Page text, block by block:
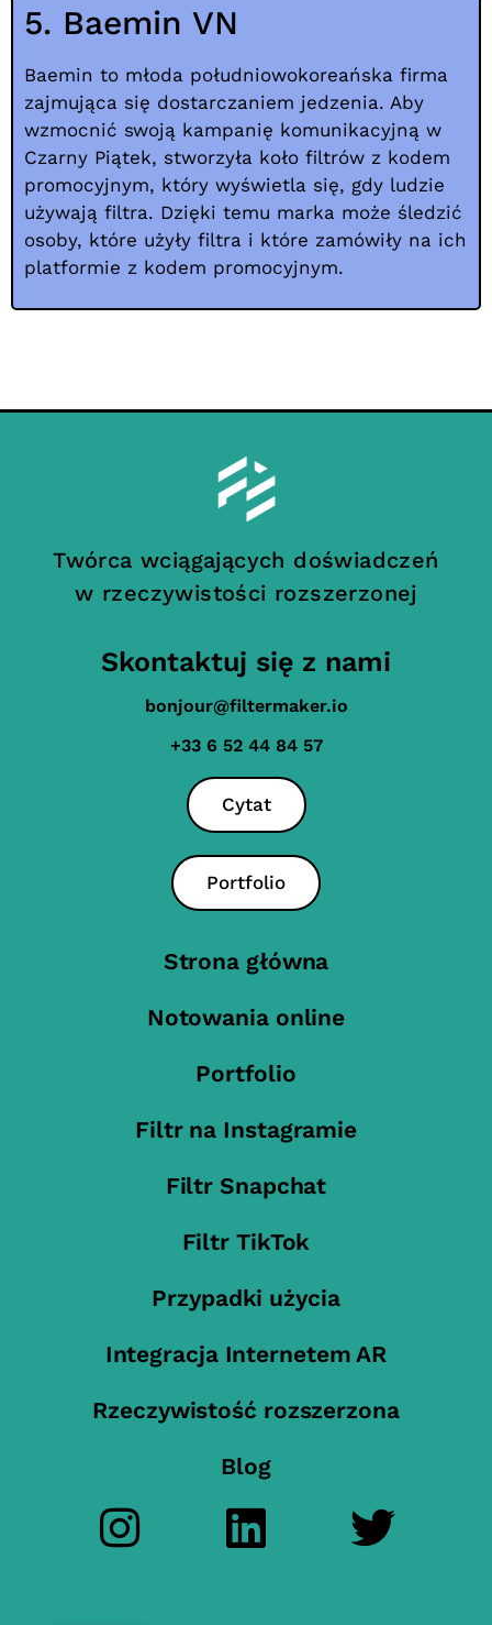
5. Baemin VN
Baemin to młoda południowokoreańska firma
zajmująca się dostarczaniem jedzenia. Aby
wzmocnić swoją kampanię komunikacyjną w
Czarny Piątek, stworzyła koło filtrów z kodem
promocyjnym, który wyświetla się, gdy ludzie
używają filtra. Dzięki temu marka może śledzić
osoby, które użyły filtra i które zamówiły na ich
platformie z kodem promocyjnym.
Twórca wciągających doświadczeń
w rzeczywistości rozszerzonej
Skontaktuj się z nami
bonjour@filtermaker.io
+33 6 52 44 84 57
Cytat
Portfolio
Strona główna
Notowania online
Portfolio
Filtr na Instagramie
Filtr Snapchat
Filtr TikTok
Przypadki użycia
Integracja Internetem AR
Rzeczywistość rozszerzona
Blog